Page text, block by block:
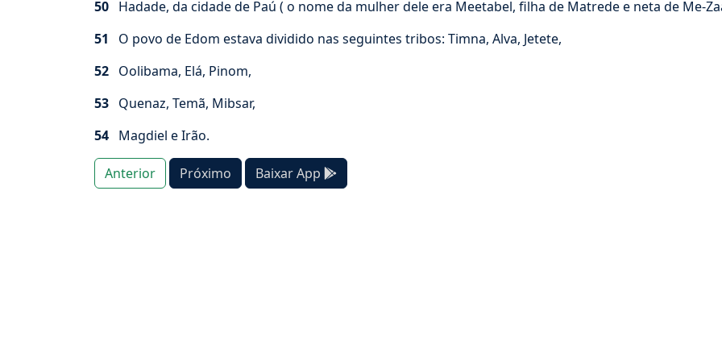
50 Hadade, da cidade de Paú ( o nome da mulher dele era Meetabel, filha de Matrede e neta de Me-
51 O povo de Edom estava dividido nas seguintes tribos: Timna, Alva, Jetete,
52 Oolibama, Elá, Pinom,
53 Quenaz, Temã, Mibsar,
54 Magdiel e Irão.
Anterior Próximo Baixar App